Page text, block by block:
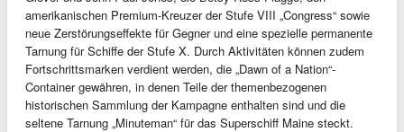
amerikanischen Premium-Kreuzer der Stufe VIII „Congress“ sowie
neue Zerstörungseffekte für Gegner und eine spezielle permanente
Tarnung für Schiffe der Stufe X. Durch Aktivitäten können zudem
Fortschrittsmarken verdient werden, die „Dawn of a Nation“-
Container gewähren, in denen Teile der themenbezogenen
historischen Sammlung der Kampagne enthalten sind und die
seltene Tarnung „Minuteman“ für das Superschiff Maine steckt.